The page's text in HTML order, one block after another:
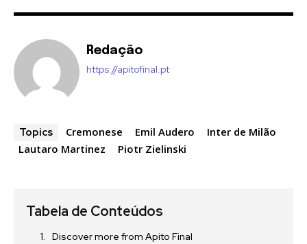
Redação
https://apitofinal.pt
Topics Cremonese Emil Audero
Inter de Milão
Lautaro Martinez
Piotr Zielinski
Tabela de Conteúdos
Discover more from Apito Final